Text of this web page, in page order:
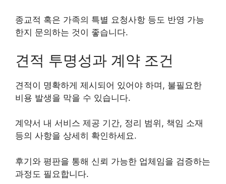
종교적 혹은 가족의 특별 요청사항 등도 반영 가능
한지 문의하는 것이 좋습니다.
견적 투명성과 계약 조건
견적이 명확하게 제시되어 있어야 하며, 불필요한
비용 발생을 막을 수 있습니다.
계약서 내 서비스 제공 기간, 정리 범위, 책임 소재
등의 사항을 상세히 확인하세요.
후기와 평판을 통해 신뢰 가능한 업체임을 검증하는
과정도 필요합니다.